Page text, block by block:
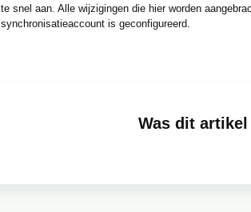
te snel aan. Alle wijzigingen die hier worden
synchronisatieaccount is geconfigureerd.
Was dit